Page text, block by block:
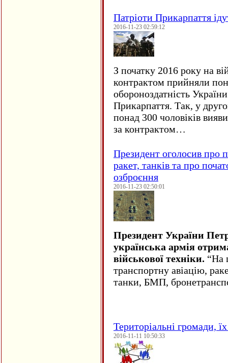
Патріоти Прикарпаття
2016-11-23 02:59:12
З початку 2016 року на
контрактом прийняли
обороноздатність
Прикарпаття. Так, у
понад 300 чоловіків
за контрактом…
Президент оголосив про
ракет, танків та про
озброєння
2016-11-23 02:50:01
Президент України
українська армія
військової техніки. “На
транспортну авіацію,
танки, БМП,
Територіальні громади,
2016-11-11 10:50:33